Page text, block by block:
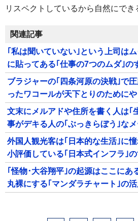
リスペクトしているから自然にでき
関連記事
｢私は聞いていない｣という上司は
に貼ってある｢仕事の7つのムダ｣の
ブラジャーの｢四条河原の決戦｣で
ったワコールが天下とりのために
文末にメルアドや住所を書く人は
事がデキる人の｢ぶっきらぼう｣な
外国人観光客は｢日本的な生活｣に
小評価している｢日本式インフラ｣
｢怪物･大谷翔平｣の起源はここに
丸裸にする｢マンダラチャート｣の